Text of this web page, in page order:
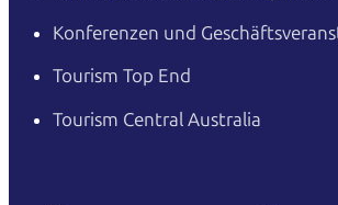
Konferenzen und
Tourism Top End
Tourism Central Australia